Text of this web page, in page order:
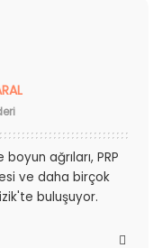
ağrıları, PRP
ve daha birçok
buluşuyor.